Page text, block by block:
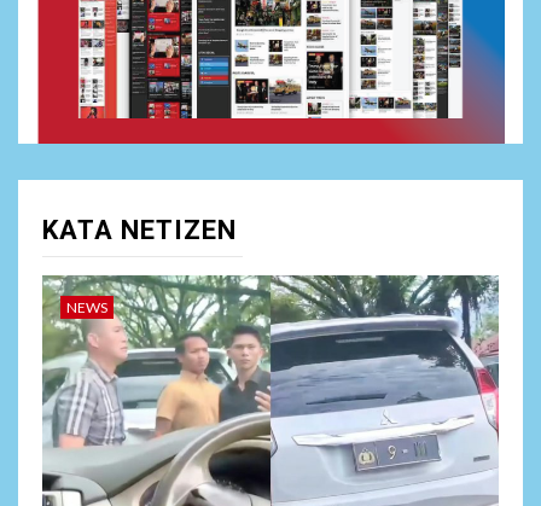
Driver
NEWS
Dewan Penasehat Sambar.id:
Presiden Tetap Pemegang
3 NEWS
Target Pemutihan Pajak
Kendaraan Meleset,
Program Unggulan Gubernur
Banten Dinilai Abal-Abal?
ARTIKEL
Satgas Pamtas Kewilayahan
KATA NETIZEN
NEWS